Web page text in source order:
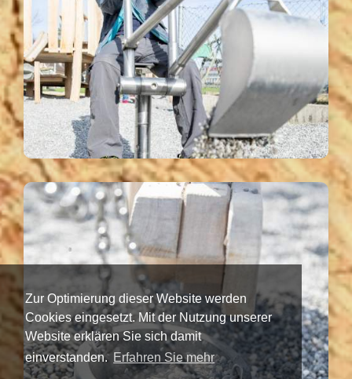
Zur Optimierung dieser Website werden
Cookies eingesetzt. Mit der Nutzung unserer
Website erklären Sie sich damit
einverstanden. Erfahren Sie mehr